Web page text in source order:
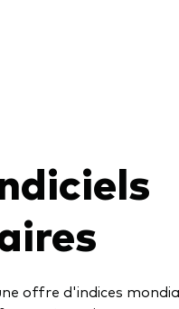
offre d'indices